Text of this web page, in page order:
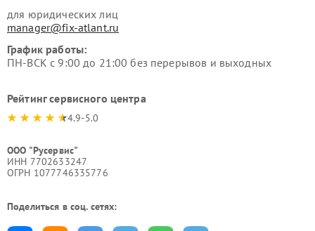
для юридических лиц
manager@fix-atlant.ru
График работы:
ПН-ВСК с 9:00 до 21:00 без перерывов и выходных
Рейтинг сервисного центра
4.9-5.0
ООО "Русервис"
ИНН 7702633247
ОГРН 1077746335776
Поделиться в соц. сетях: